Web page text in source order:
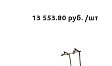
13 553.80 руб. /шт